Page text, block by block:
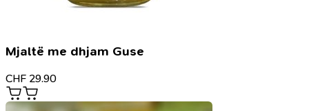
Mjaltë me dhjam Guse
CHF 29.90